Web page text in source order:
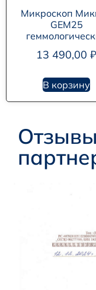
Микроскоп
GEM25
13 490,00 ₽
В корзину